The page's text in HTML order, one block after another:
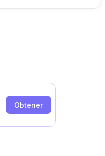
Obtener